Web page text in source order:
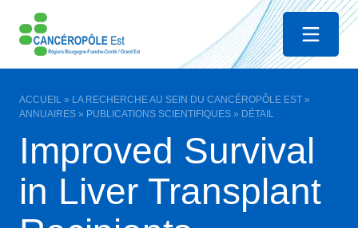
Menu
ACCUEIL » LA RECHERCHE AU SEIN DU CANCÉROPÔLE EST »
ANNUAIRES » PUBLICATIONS SCIENTIFIQUES » DÉTAIL
Improved Survival
in Liver Transplant